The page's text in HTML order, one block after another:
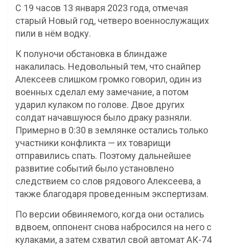
С 19 часов 13 января 2023 года, отмечая
старый Новый год, четверо военнослужащих
пили в нём водку.
К полуночи обстановка в блиндаже
накалилась. Недовольный тем, что снайпер
Алексеев слишком громко говорил, один из
военных сделал ему замечание, а потом
ударил кулаком по голове. Двое других
солдат начавшуюся было драку разняли.
Примерно в 0:30 в землянке остались только
участники конфликта — их товарищи
отправились спать. Поэтому дальнейшее
развитие событий было установлено
следствием со слов рядового Алексеева, а
также благодаря проведенным экспертизам.
По версии обвиняемого, когда они остались
вдвоем, оппонент снова набросился на него с
кулаками, а затем схватил свой автомат АК-74